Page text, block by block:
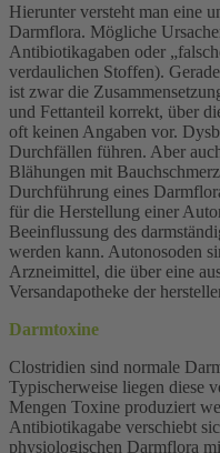
Hierunter versteht man eine
Darmflora. Mögliche
Antibiotikagaben oder
verdaulichen Stoffen).
ist zwar die
und Fettanteil korrekt, über
oft keinen Angaben vor.
Durchfällen führen. Aber
Blähungen mit
Durchführung eines
für die Herstellung einer
Beeinflussung des
werden kann. Autonosoden
Arzneimittel, die über eine
Versandapotheke der
Darmtoxine
Clostridien sind normale
Typischerweise liegen diese
Mengen Toxine produziert
Antibiotikagabe verschiebt
physiologischen Darmflora